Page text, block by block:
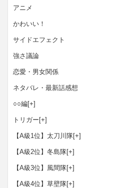
アニメ
かわいい！
サイドエフェクト
強さ議論
恋愛・男女関係
ネタバレ・最新話感想
○○編[+]
トリガー [+]
【A級1位】太刀川隊[+]
【A級2位】冬島隊[+]
【A級3位】風間隊[+]
【A級4位】草壁隊[+]